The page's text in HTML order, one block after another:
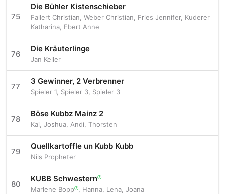
75
Die Bühler Kistenschieber
Fallert Christian Weber Christian Fries Jennifer, Kuderer
Katharina Ebert Anne
76
Die Kräuterlinge
Jan Keller
77
3 Gewinner, 2 Verbrenner
Spieler 1 Spieler 3 Spieler 3
78
Böse Kubbz Mainz 2
Kai Joshua Andi Thorsten
79
Quellkartoffle un Kubb Kubb
Nils Propheter
80
KUBB Schwesternⓡ
Marlene Boppⓡ Hanna Lena Joana